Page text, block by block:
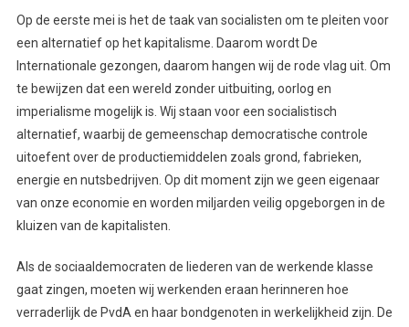
Op de eerste mei is het de taak van socialisten om te pleiten voor
een alternatief op het kapitalisme. Daarom wordt De
Internationale gezongen, daarom hangen wij de rode vlag uit. Om
te bewijzen dat een wereld zonder uitbuiting, oorlog en
imperialisme mogelijk is. Wij staan voor een socialistisch
alternatief, waarbij de gemeenschap democratische controle
uitoefent over de productiemiddelen zoals grond, fabrieken,
energie en nutsbedrijven. Op dit moment zijn we geen eigenaar
van onze economie en worden miljarden veilig opgeborgen in de
kluizen van de kapitalisten.
Als de sociaaldemocraten de liederen van de werkende klasse
gaat zingen, moeten wij werkenden eraan herinneren hoe
verraderlijk de PvdA en haar bondgenoten in werkelijkheid zijn. De